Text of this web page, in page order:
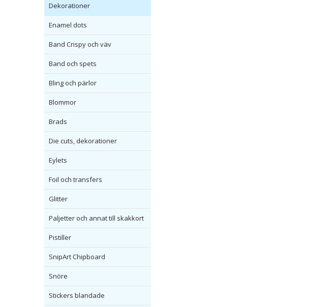
Dekorationer
Enamel dots
Band Crispy och väv
Band och spets
Bling och pärlor
Blommor
Brads
Die cuts, dekorationer
Eylets
Foil och transfers
Glitter
Paljetter och annat till skakkort
Pistiller
SnipArt Chipboard
Snöre
Stickers blandade